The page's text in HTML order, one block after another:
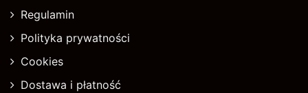
Regulamin
Polityka prywatności
Cookies
Dostawa i płatność